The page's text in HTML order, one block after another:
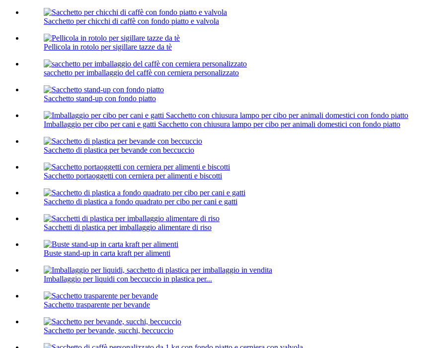
Sacchetto per chicchi di caffè con fondo piatto e valvola
Pellicola in rotolo per sigillare tazze da tè
sacchetto per imballaggio del caffè con cerniera personalizzato
Sacchetto stand-up con fondo piatto
Imballaggio per cibo per cani e gatti Sacchetto con chiusura lampo per cibo per animali domestici con fondo piatto
Sacchetto di plastica per bevande con beccuccio
Sacchetto portaoggetti con cerniera per alimenti e biscotti
Sacchetto di plastica a fondo quadrato per cibo per cani e gatti
Sacchetti di plastica per imballaggio alimentare di riso
Buste stand-up in carta kraft per alimenti
Imballaggio per liquidi con beccuccio in plastica per...
Sacchetto trasparente per bevande
Sacchetto per bevande, succhi, beccuccio